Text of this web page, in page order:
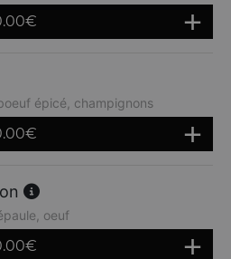
€
épicé, champignons
€
oeuf
€